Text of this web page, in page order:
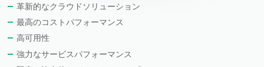
革新的なクラウドソリューション
最高のコストパフォーマンス
高可用性
強力なサービスパフォーマンス